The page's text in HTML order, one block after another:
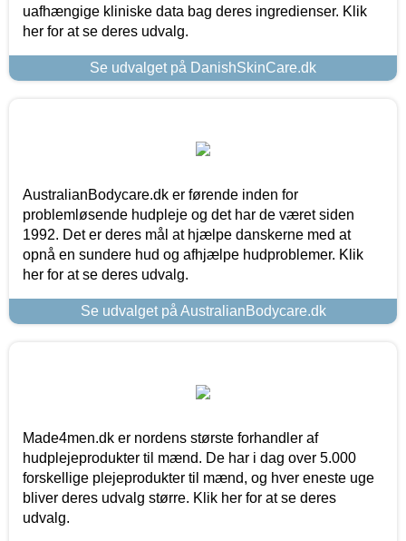
uafhængige kliniske data bag deres ingredienser. Klik
her for at se deres udvalg.
Se udvalget på DanishSkinCare.dk
AustralianBodycare.dk er førende inden for
problemløsende hudpleje og det har de været siden
1992. Det er deres mål at hjælpe danskerne med at
opnå en sundere hud og afhjælpe hudproblemer. Klik
her for at se deres udvalg.
Se udvalget på AustralianBodycare.dk
Made4men.dk er nordens største forhandler af
hudplejeprodukter til mænd. De har i dag over 5.000
forskellige plejeprodukter til mænd, og hver eneste uge
bliver deres udvalg større. Klik her for at se deres
udvalg.